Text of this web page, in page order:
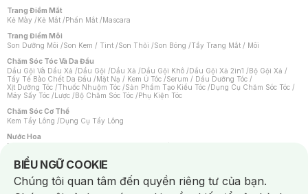
Trang Điểm Mắt
Kẻ Mày /Kẻ Mắt /Phấn Mắt /Mascara
Trang Điểm Môi
Son Dưỡng Môi /Son Kem / Tint /Son Thỏi /Son Bóng /Tẩy Trang Mắt / Môi
Chăm Sóc Tóc Và Da Đầu
Dầu Gội Và Dầu Xả /Dầu Gội /Dầu Xả /Dầu Gội Khô /Dầu Gội Xả 2in1 /Bộ Gội Xả /
Tẩy Tế Bào Chết Da Đầu /Mặt Nạ / Kem Ủ Tóc /Serum / Dầu Dưỡng Tóc /
Xịt Dưỡng Tóc /Thuốc Nhuộm Tóc /Sản Phẩm Tạo Kiểu Tóc /Dụng Cụ Chăm Sóc Tóc /
Máy Sấy Tóc /Lược /Bộ Chăm Sóc Tóc /Phụ Kiện Tóc
Chăm Sóc Cơ Thể
Kem Tẩy Lông /Dụng Cụ Tẩy Lông
Nước Hoa
Nước Hoa Nữ
Chăm Sóc Cá Nhân
Chống Muỗi /Khẩu Trang /Máy Massage/Mặt Nạ Xông Hơi /Nước Rửa Tay/
Sản Phẩm Chăm Sóc Khác /Bàn Chải Đánh Răng /Bàn Chải Điện/
BIỂU NGỮ COOKIE
Notice about cookies usage
Chúng tôi quan tâm đến quyền riêng tư của bạn.